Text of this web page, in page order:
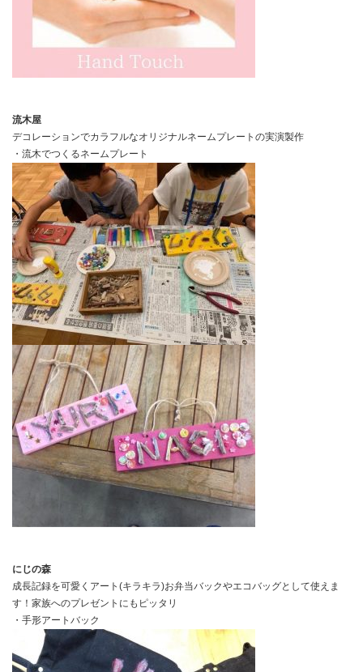
流木屋
デコレーションでカラフルなオリジナルネームプレートの実演製作
・流木でつくるネームプレート
にじの森
成長記録を可愛くアート(キラキラ)お弁当バックやエコバッグとして使えま
す！家族へのプレゼントにもピッタリ
・手形アートバック